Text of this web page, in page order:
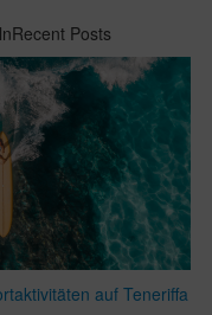
Posts
auf Teneriffa